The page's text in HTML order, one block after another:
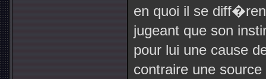
en quoi il se
jugeant que son
pour lui une cause
contraire une